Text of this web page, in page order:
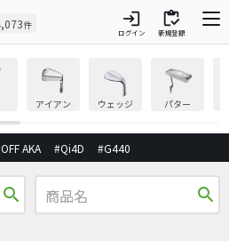
件 login
ログイン
inventory
新規登録
アイアン ウェッジ パター
AKA #Qi4D #G440
search search